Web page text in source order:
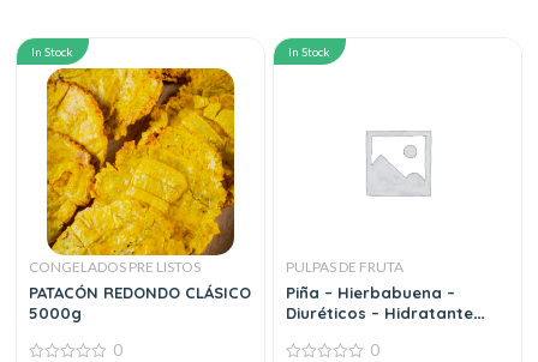
In Stock
CONGELADOS PRE LISTOS
PATACÓN REDONDO CLÁSICO
5000g
0
In Stock
PULPAS DE FRUTA
Piña – Hierbabuena –
Diuréticos – Hidratante
0